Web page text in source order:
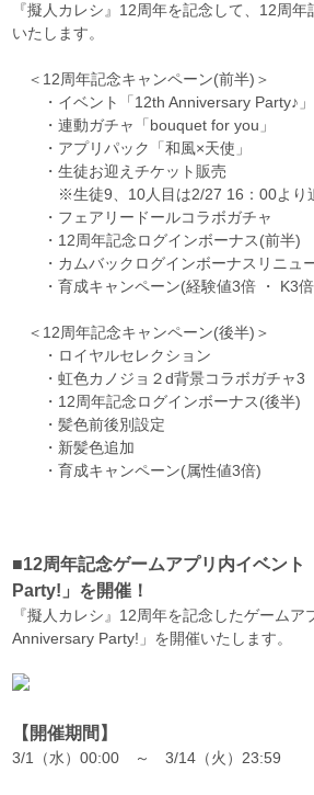
『擬人カレシ』12周年を記念して、12周
いたします。
＜12周年記念キャンペーン(前半)＞
・イベント「12th Anniversary Party♪」
・連動ガチャ「bouquet for you」
・アプリパック「和風×天使」
・生徒お迎えチケット販売
※生徒9、10人目は2/27 16：00より
・フェアリードールコラボガチャ
・12周年記念ログインボーナス(前半)
・カムバックログインボーナスリニュ
・育成キャンペーン(経験値3倍 ・ K3
＜12周年記念キャンペーン(後半)＞
・ロイヤルセレクション
・虹色カノジョ２d背景コラボガチャ3
・12周年記念ログインボーナス(後半)
・髪色前後別設定
・新髪色追加
・育成キャンペーン(属性値3倍)
■12周年記念ゲームアプリ内イベン
Party!」を開催！
『擬人カレシ』12周年を記念したゲーム
Anniversary Party!」を開催いたします。
【開催期間】
3/1（水）00:00 ～ 3/14（火）23:59